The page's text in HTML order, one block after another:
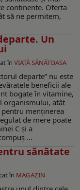
continente. Oferta
să ne permitem,
Un
în VIAŢĂ SĂNĂTOASA
departe” nu este
beneficii ale
bogate în vitamine,
organismului, atât
menținerea
de mere poate
C și a
...
sănătate
în MAGAZIN